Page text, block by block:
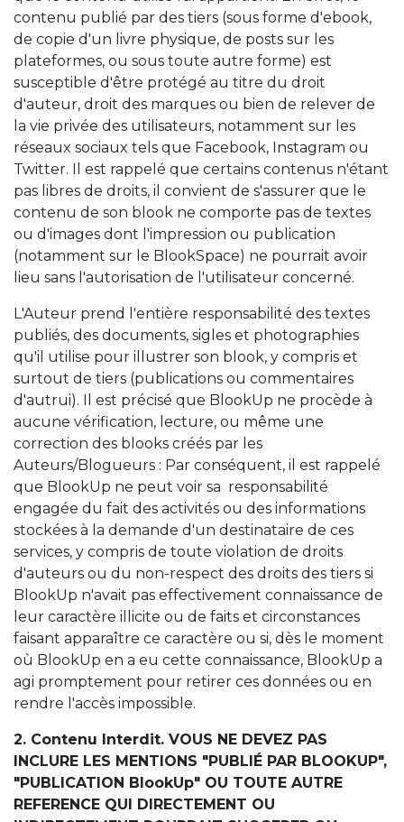
contenu publié par des tiers (sous forme d'ebook,
de copie d'un livre physique, de posts sur les
plateformes, ou sous toute autre forme) est
susceptible d'être protégé au titre du droit
d'auteur, droit des marques ou bien de relever de
la vie privée des utilisateurs, notamment sur les
réseaux sociaux tels que Facebook, Instagram ou
Twitter. Il est rappelé que certains contenus n'étant
pas libres de droits, il convient de s'assurer que le
contenu de son blook ne comporte pas de textes
ou d'images dont l'impression ou publication
(notamment sur le BlookSpace) ne pourrait avoir
lieu sans l'autorisation de l'utilisateur concerné.
L'Auteur prend l'entière responsabilité des textes
publiés, des documents, sigles et photographies
qu'il utilise pour illustrer son blook, y compris et
surtout de tiers (publications ou commentaires
d'autrui). Il est précisé que BlookUp ne procède à
aucune vérification, lecture, ou même une
correction des blooks créés par les
Auteurs/Blogueurs : Par conséquent, il est rappelé
que BlookUp ne peut voir sa responsabilité
engagée du fait des activités ou des informations
stockées à la demande d'un destinataire de ces
services, y compris de toute violation de droits
d'auteurs ou du non-respect des droits des tiers si
BlookUp n'avait pas effectivement connaissance de
leur caractère illicite ou de faits et circonstances
faisant apparaître ce caractère ou si, dès le moment
où BlookUp en a eu cette connaissance, BlookUp a
agi promptement pour retirer ces données ou en
rendre l'accès impossible.
2. Contenu Interdit. VOUS NE DEVEZ PAS
INCLURE LES MENTIONS "PUBLIÉ PAR BLOOKUP",
"PUBLICATION BlookUp" OU TOUTE AUTRE
REFERENCE QUI DIRECTEMENT OU